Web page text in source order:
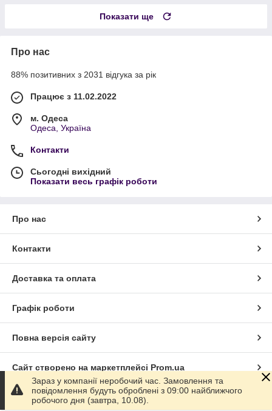
Показати ще
Про нас
88% позитивних з 2031 відгука за рік
Працює з 11.02.2022
м. Одеса
Одеса, Україна
Контакти
Сьогодні вихідний
Показати весь графік роботи
Про нас
Контакти
Доставка та оплата
Графік роботи
Повна версія сайту
Сайт створено на маркетплейсі Prom.ua
Політика конфіденційності
Зараз у компанії неробочий час. Замовлення та
повідомлення будуть оброблені з 09:00 найближчого
робочого дня (завтра, 10.08).